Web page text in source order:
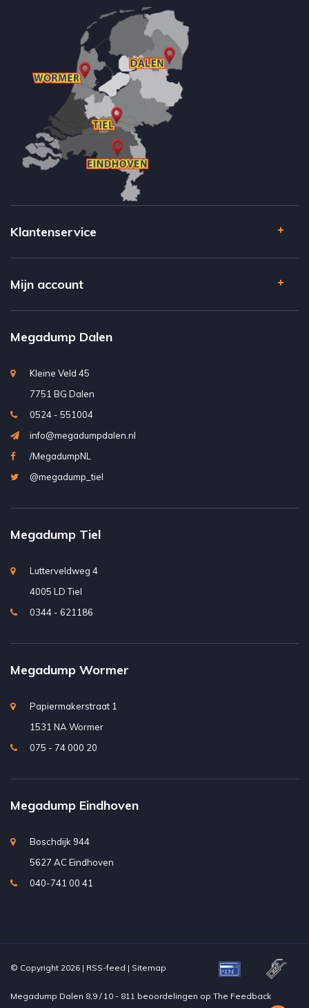
Klantenservice
Mijn account
Megadump Dalen
Kleine Veld 45
7751 BG Dalen
0524 - 551004
info@megadumpdalen.nl
/MegadumpNL
@megadump_tiel
Megadump Tiel
Lutterveldweg 4
4005 LD Tiel
0344 - 621186
Megadump Wormer
Papiermakerstraat 1
1531 NA Wormer
075 - 74 000 20
Megadump Eindhoven
Boschdijk 944
5627 AC Eindhoven
040-741 00 41
© Copyright 2026 | RSS-feed | Sitemap
Megadump Dalen 8,9 / 10 - 811 beoordelingen op The Feedback